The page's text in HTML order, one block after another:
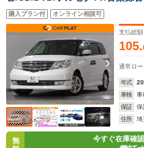
ー/バックカメラ/両側電動スライ
横滑り防止装置/スマートキー/
購入プラン付 オンライン相談可
支払総額
105.
通常ロー
年式
車検
車
保証
保
住所
埼
無
今すぐ在庫確